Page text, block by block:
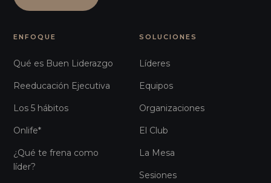
ENFOQUE
Qué es Buen Liderazgo
Reeducación Ejecutiva
Los 5 hábitos
Onlife*
¿Qué te frena como
líder?
SOLUCIONES
Líderes
Equipos
Organizaciones
El Club
La Mesa
Sesiones